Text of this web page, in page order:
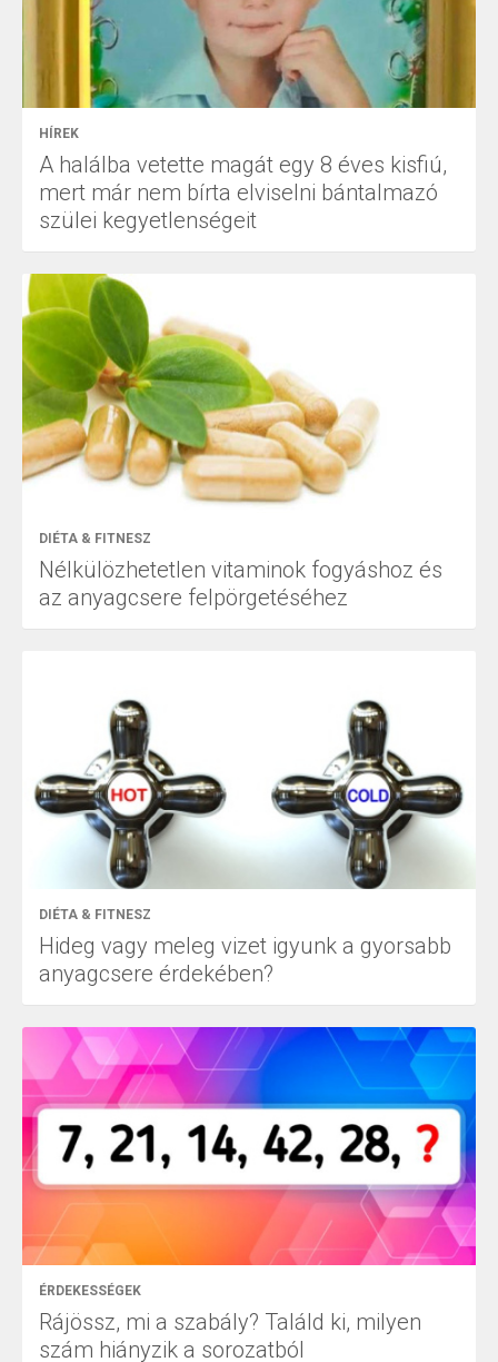
HÍREK
A halálba vetette magát egy 8 éves kisfiú,
mert már nem bírta elviselni bántalmazó
szülei kegyetlenségeit
DIÉTA & FITNESZ
Nélkülözhetetlen vitaminok fogyáshoz és
az anyagcsere felpörgetéséhez
DIÉTA & FITNESZ
Hideg vagy meleg vizet igyunk a gyorsabb
anyagcsere érdekében?
ÉRDEKESSÉGEK
Rájössz, mi a szabály? Találd ki, milyen
szám hiányzik a sorozatból